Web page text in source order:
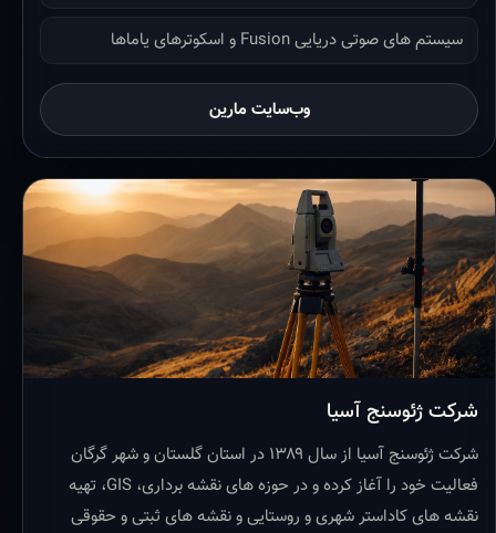
سیستم های صوتی دریایی Fusion و اسکوترهای یاماها
وب‌سایت مارین
شرکت ژئوسنج آسیا
شرکت ژئوسنج آسیا از سال ۱۳۸۹ در استان گلستان و شهر گرگان
فعالیت خود را آغاز کرده و در حوزه های نقشه برداری، GIS، تهیه
نقشه های کاداستر شهری و روستایی و نقشه های ثبتی و حقوقی